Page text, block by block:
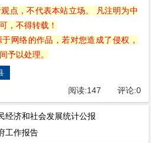
点，不代表本站立场。 凡注明为中
，不得转载！
网络的作品，若对您造成了侵权，
予以处理。
阅读:147 评论:0
经济和社会发展统计公报
工作报告